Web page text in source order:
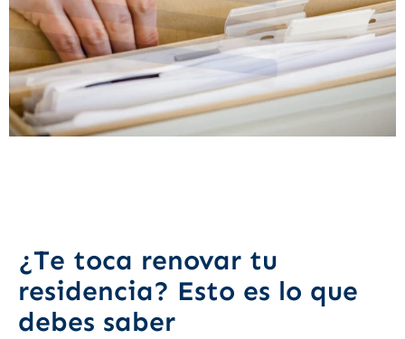
¿Te toca renovar tu
residencia? Esto es lo que
debes saber